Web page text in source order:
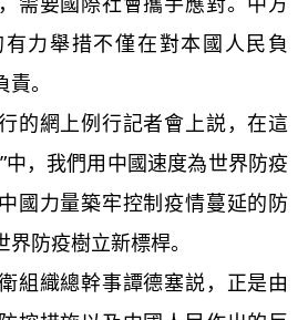
力舉措不僅在對本國人民負
。
網上例行記者會上説，在這
中，我們用中國速度為世界防疫
國力量築牢控制疫情蔓延的防
防疫樹立新標桿。
織總幹事譚德塞説，正是由